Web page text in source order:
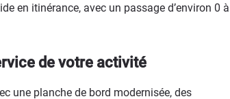
en itinérance, avec un passage d’environ 0 à
de votre activité
une planche de bord modernisée, des